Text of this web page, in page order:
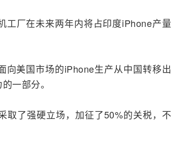
工厂在未来两年内将占印度iPhone产量
向美国市场的iPhone生产从中国转移出
一部分。
取了强硬立场，加征了50%的关税，不